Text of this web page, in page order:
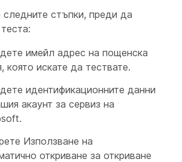
следните стъпки, преди да
имейл адрес на пощенска
която искате да тествате.
идентификационните данни
акаунт за сервиз на
Използване на
откриване за откриване